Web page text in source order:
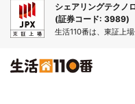
シェアリングテクノ
(証券コード: 3989)
生活110番は、東証上